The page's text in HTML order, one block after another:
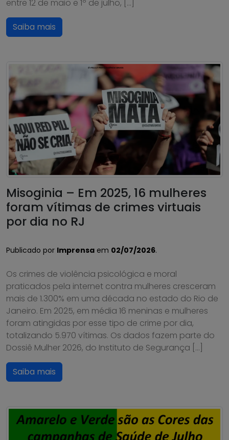
entre 12 de maio e 1º de julho, […]
Saiba mais
Misoginia – Em 2025, 16 mulheres
foram vítimas de crimes virtuais
por dia no RJ
Publicado por Imprensa em 02/07/2026.
Os crimes de violência psicológica e moral
praticados pela internet contra mulheres cresceram
mais de 1.300% em uma década no estado do Rio de
Janeiro. Em 2025, em média 16 meninas e mulheres
foram atingidas por esse tipo de crime por dia,
totalizando 5.970 vítimas. Os dados fazem parte do
Dossiê Mulher 2026, do Instituto de Segurança […]
Saiba mais